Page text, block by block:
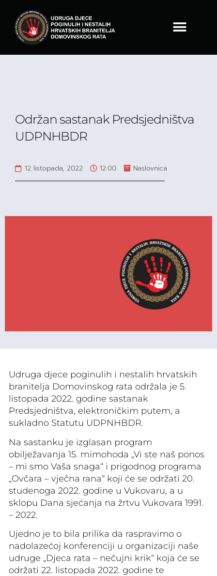
Održan sastanak Predsjedništva
UDPNHBDR
12 listopada, 2022 12:00 Naslovnica
Udruga djece poginulih i nestalih hrvatskih
branitelja Domovinskog rata održala je 5.
listopada 2022. godine sastanak
Predsjedništva, elektroničkim putem, a
sukladno Statutu UDPNHBDR.
Na sastanku je izglasan program
obilježavanja 15. mimohoda „Vi ste naš ponos
– mi smo Vaša snaga“ i prigodnog programa
„Ovčara – vječna rana“ koji će se održati 20.
studenoga 2022. godine u Vukovaru, a u
sklopu Dana sjećanja na žrtvu Vukovara 1991.
– 2022.
Ujedno je to bila prilika da raspravimo o
nadolazećoj konferenciji u organizaciji naše
udruge „Djeca rata – nečujni krik“ koja će se
održati 22. listopada 2022. godine te